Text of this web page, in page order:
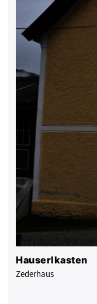
Hauserlkasten
Zederhaus